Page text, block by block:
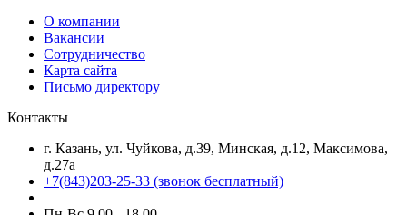
О компании
Вакансии
Сотрудничество
Карта сайта
Письмо директору
Контакты
г. Казань, ул. Чуйкова, д.39, Минская, д.12, Максимова,
д.27а
+7(843)203-25-33 (звонок бесплатный)